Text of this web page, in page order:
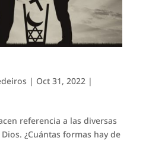
| Oct 31, 2022 |
referencia a las diversas
¿Cuántas formas hay de